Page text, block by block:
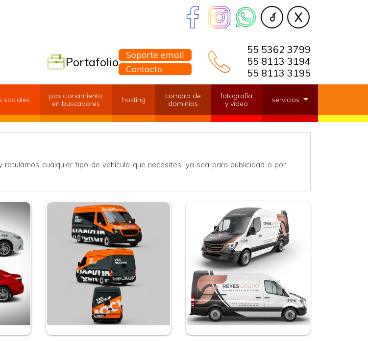
Portafolio
Soporte email
Contacto
55 5362 3799
55 8113 3194
55 8113 3195
sociales
posicionamiento
en buscadores
hosting
compra de
dominios
fotografía
y video
servicios
cualquier tipo de vehículo que necesites, ya sea para publicidad o por